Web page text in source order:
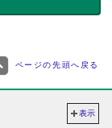
ページの先頭へ戻る
表示